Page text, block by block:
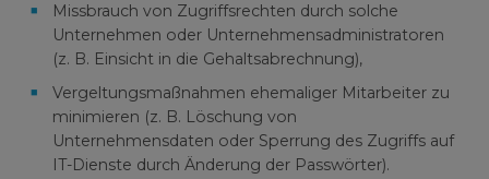
Missbrauch von Zugriffsrechten durch solche
Unternehmen oder Unternehmensadministratoren
(z. B. Einsicht in die Gehaltsabrechnung),
Vergeltungsmaßnahmen ehemaliger Mitarbeiter zu
minimieren (z. B. Löschung von
Unternehmensdaten oder Sperrung des Zugriffs auf
IT-Dienste durch Änderung der Passwörter).